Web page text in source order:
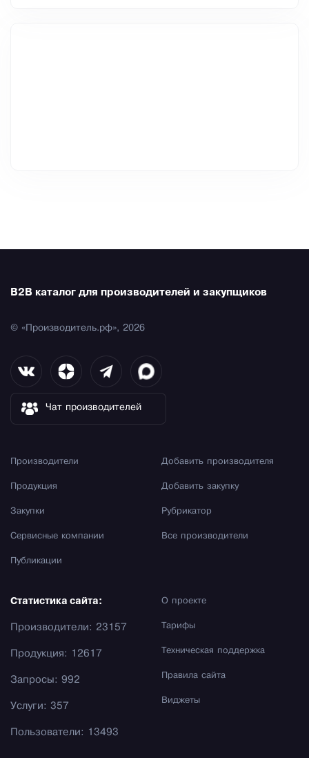
B2B каталог для производителей и закупщиков
© «Производитель.рф», 2026
Чат производителей
Производители
Продукция
Закупки
Сервисные компании
Публикации
Добавить производителя
Добавить закупку
Рубрикатор
Все производители
О проекте
Тарифы
Техническая поддержка
Правила сайта
Виджеты
Статистика сайта:
Производители: 23157
Продукция: 12617
Запросы: 992
Услуги: 357
Пользователи: 13493